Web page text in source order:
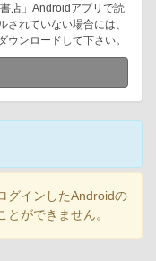
店」Androidアプリで読
れていない場合には、
ンロードして下さい。
グインしたAndroidの
ができません。